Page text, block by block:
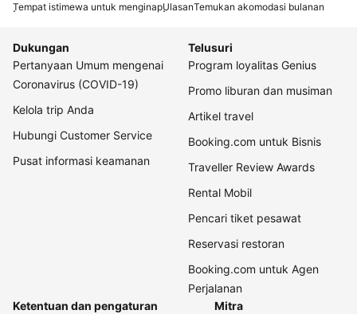
Tempat istimewa untuk menginapUlasanTemukan akomodasi bulanan
Dukungan
Pertanyaan Umum mengenai
Coronavirus (COVID-19)
Kelola trip Anda
Hubungi Customer Service
Pusat informasi keamanan
Telusuri
Program loyalitas Genius
Promo liburan dan musiman
Artikel travel
Booking.com untuk Bisnis
Traveller Review Awards
Rental Mobil
Pencari tiket pesawat
Reservasi restoran
Booking.com untuk Agen
Perjalanan
Ketentuan dan pengaturan
Mitra